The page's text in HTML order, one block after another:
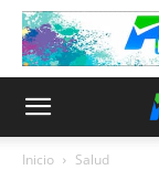
Inicio Salud